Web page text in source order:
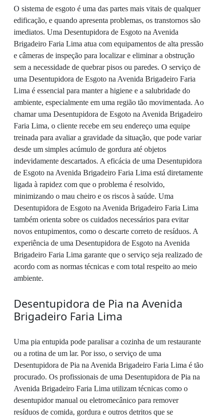
O sistema de esgoto é uma das partes mais vitais de qualquer
edificação, e quando apresenta problemas, os transtornos são
imediatos. Uma Desentupidora de Esgoto na Avenida
Brigadeiro Faria Lima atua com equipamentos de alta pressão
e câmeras de inspeção para localizar e eliminar a obstrução
sem a necessidade de quebrar pisos ou paredes. O serviço de
uma Desentupidora de Esgoto na Avenida Brigadeiro Faria
Lima é essencial para manter a higiene e a salubridade do
ambiente, especialmente em uma região tão movimentada. Ao
chamar uma Desentupidora de Esgoto na Avenida Brigadeiro
Faria Lima, o cliente recebe em seu endereço uma equipe
treinada para avaliar a gravidade da situação, que pode variar
desde um simples acúmulo de gordura até objetos
indevidamente descartados. A eficácia de uma Desentupidora
de Esgoto na Avenida Brigadeiro Faria Lima está diretamente
ligada à rapidez com que o problema é resolvido,
minimizando o mau cheiro e os riscos à saúde. Uma
Desentupidora de Esgoto na Avenida Brigadeiro Faria Lima
também orienta sobre os cuidados necessários para evitar
novos entupimentos, como o descarte correto de resíduos. A
experiência de uma Desentupidora de Esgoto na Avenida
Brigadeiro Faria Lima garante que o serviço seja realizado de
acordo com as normas técnicas e com total respeito ao meio
ambiente.
Desentupidora de Pia na Avenida
Brigadeiro Faria Lima
Uma pia entupida pode paralisar a cozinha de um restaurante
ou a rotina de um lar. Por isso, o serviço de uma
Desentupidora de Pia na Avenida Brigadeiro Faria Lima é tão
procurado. Os profissionais de uma Desentupidora de Pia na
Avenida Brigadeiro Faria Lima utilizam técnicas como o
desentupidor manual ou eletromecânico para remover
resíduos de comida, gordura e outros detritos que se